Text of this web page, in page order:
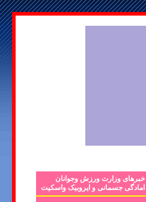
خبرهای وزارت ورزش وجوانان
امادگی جسمانی و ایروبیک واسکیت